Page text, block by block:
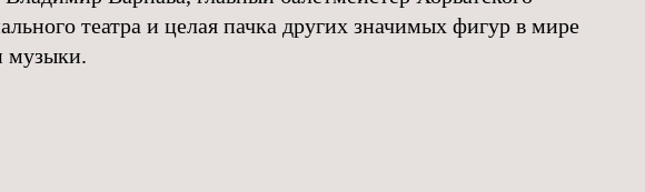
театра и целая пачка других значимых фигур в мире
музыки.